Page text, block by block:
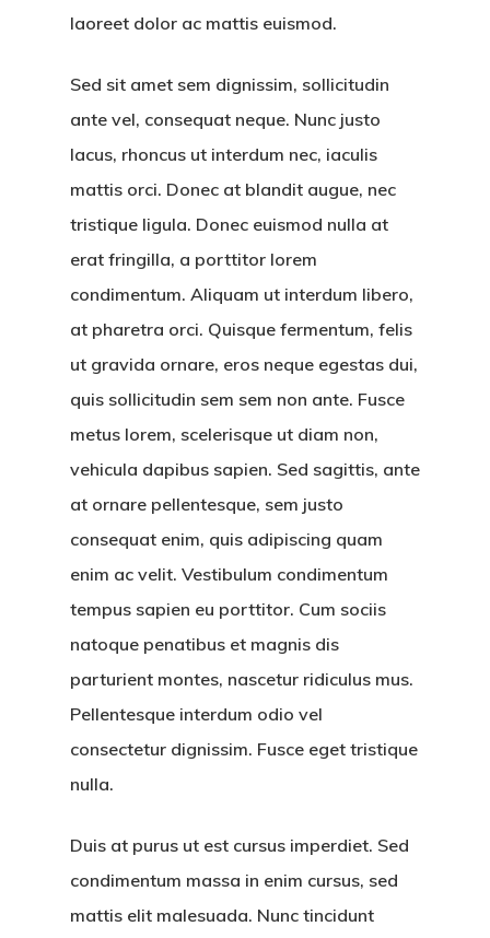
laoreet dolor ac mattis euismod.
Sed sit amet sem dignissim, sollicitudin
ante vel, consequat neque. Nunc justo
lacus, rhoncus ut interdum nec, iaculis
mattis orci. Donec at blandit augue, nec
tristique ligula. Donec euismod nulla at
erat fringilla, a porttitor lorem
condimentum. Aliquam ut interdum libero,
at pharetra orci. Quisque fermentum, felis
ut gravida ornare, eros neque egestas dui,
quis sollicitudin sem sem non ante. Fusce
metus lorem, scelerisque ut diam non,
vehicula dapibus sapien. Sed sagittis, ante
at ornare pellentesque, sem justo
consequat enim, quis adipiscing quam
enim ac velit. Vestibulum condimentum
tempus sapien eu porttitor. Cum sociis
natoque penatibus et magnis dis
parturient montes, nascetur ridiculus mus.
Pellentesque interdum odio vel
consectetur dignissim. Fusce eget tristique
nulla.
Duis at purus ut est cursus imperdiet. Sed
condimentum massa in enim cursus, sed
mattis elit malesuada. Nunc tincidunt